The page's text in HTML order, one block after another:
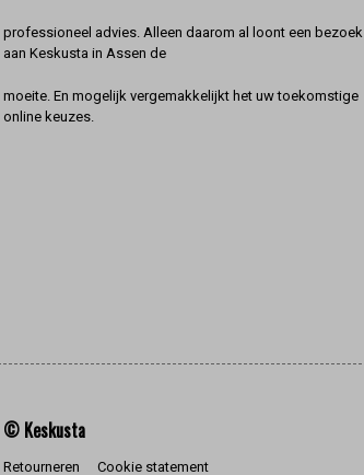
professioneel advies. Alleen daarom al loont een bezoek
aan Keskusta in Assen de
moeite. En mogelijk vergemakkelijkt het uw toekomstige
online keuzes.
© Keskusta
Retourneren Cookie statement